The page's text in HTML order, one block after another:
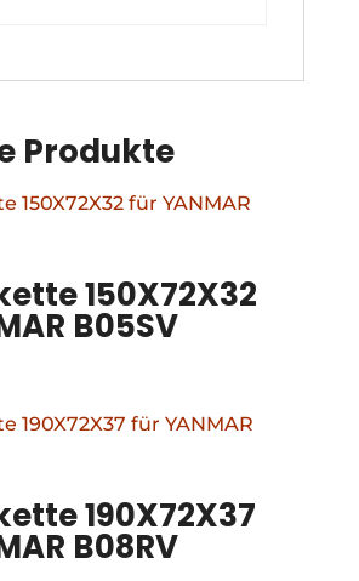
Produkte
150X72X32
B05SV
190X72X37
B08RV